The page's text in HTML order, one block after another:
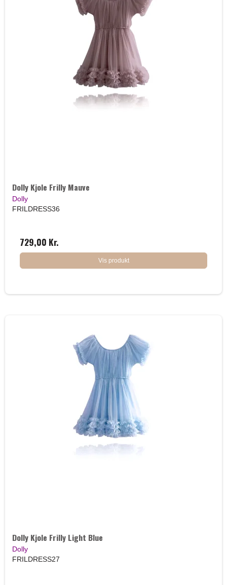
Dolly Kjole Frilly Mauve
Dolly
FRILDRESS36
729,00 Kr.
Vis produkt
Dolly Kjole Frilly Light Blue
Dolly
FRILDRESS27